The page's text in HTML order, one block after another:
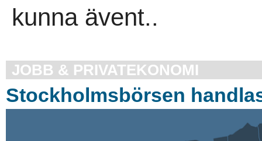
kunna ävent..
JOBB & PRIVATEKONOMI
Stockholmsbörsen